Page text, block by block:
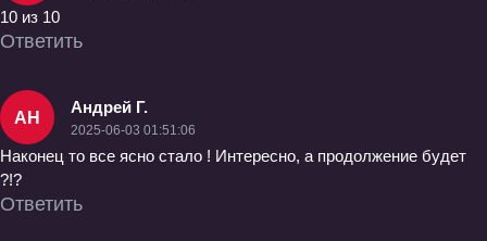
10 из 10
Ответить
АН
Андрей Г.
2025-06-03 01:51:06
Наконец то все ясно стало ! Интересно, а продолжение будет
?!?
Ответить